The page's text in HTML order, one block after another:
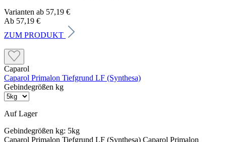
Varianten ab 57,19 €
Ab 57,19 €
ZUM PRODUKT
Caparol
Caparol Primalon Tiefgrund LF (Synthesa)
Gebindegrößen kg
Auf Lager
Gebindegrößen kg: 5kg
Caparol Primalon Tiefgrund LF (Synthesa) Caparol Primalon